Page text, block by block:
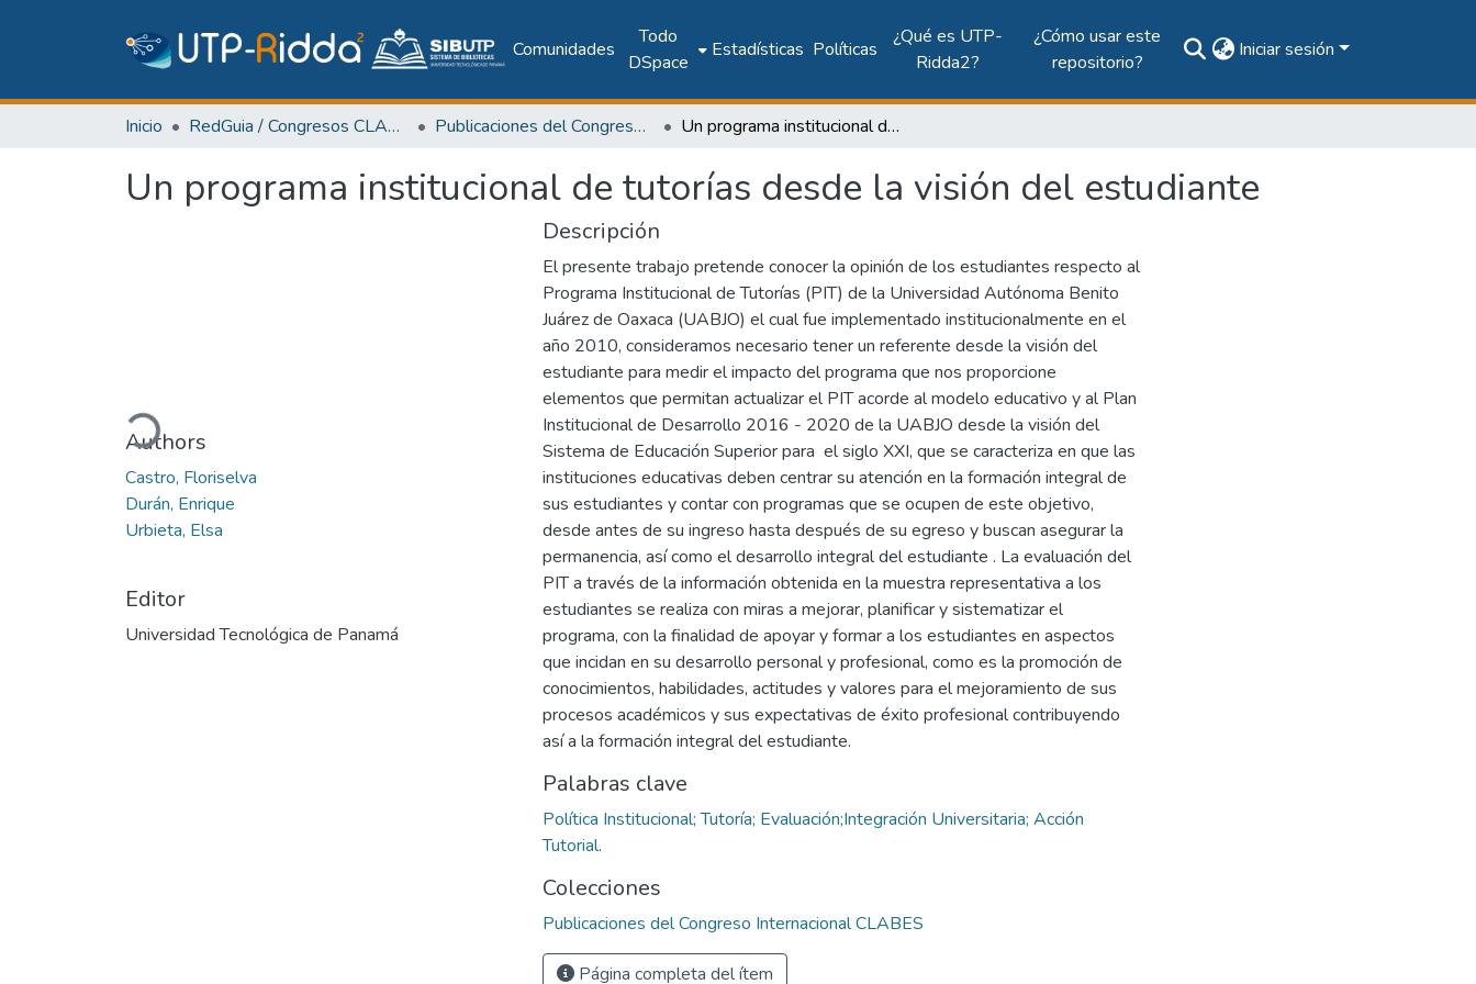
Comunidades
Todo
DSpace
Estadísticas Políticas
¿Qué es UTP-
Ridda2?
¿Cómo usar este
repositorio?
Iniciar sesión
Inicio RedGuia / Congresos CLABES Publicaciones del Congreso Internacional CLABES Un programa institucional de tutorías desde la visión del estudiante
Un programa institucional de tutorías desde la visión del estudiante
Cargando...
Authors
Castro, Floriselva
Durán, Enrique
Urbieta, Elsa
Editor
Universidad Tecnológica de Panamá
Descripción
El presente trabajo pretende conocer la opinión de los estudiantes respecto al
Programa Institucional de Tutorías (PIT) de la Universidad Autónoma Benito
Juárez de Oaxaca (UABJO) el cual fue implementado institucionalmente en el
año 2010, consideramos necesario tener un referente desde la visión del
estudiante para medir el impacto del programa que nos proporcione
elementos que permitan actualizar el PIT acorde al modelo educativo y al Plan
Institucional de Desarrollo 2016 - 2020 de la UABJO desde la visión del
Sistema de Educación Superior para el siglo XXI, que se caracteriza en que las
instituciones educativas deben centrar su atención en la formación integral de
sus estudiantes y contar con programas que se ocupen de este objetivo,
desde antes de su ingreso hasta después de su egreso y buscan asegurar la
permanencia, así como el desarrollo integral del estudiante . La evaluación del
PIT a través de la información obtenida en la muestra representativa a los
estudiantes se realiza con miras a mejorar, planificar y sistematizar el
programa, con la finalidad de apoyar y formar a los estudiantes en aspectos
que incidan en su desarrollo personal y profesional, como es la promoción de
conocimientos, habilidades, actitudes y valores para el mejoramiento de sus
procesos académicos y sus expectativas de éxito profesional contribuyendo
así a la formación integral del estudiante.
Palabras clave
Política Institucional; Tutoría; Evaluación;Integración Universitaria; Acción
Tutorial.
Colecciones
Publicaciones del Congreso Internacional CLABES
Página completa del ítem